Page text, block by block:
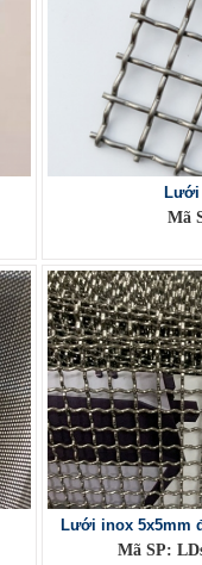
Lưới
Mã
Lưới inox 5x5mm
Mã SP: